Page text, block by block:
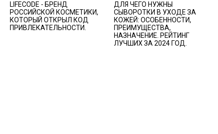
LIFECODE - БРЕНД
РОССИЙСКОЙ КОСМЕТИКИ,
КОТОРЫЙ ОТКРЫЛ КОД
ПРИВЛЕКАТЕЛЬНОСТИ.
ДЛЯ ЧЕГО НУЖНЫ
СЫВОРОТКИ В УХОДЕ ЗА
КОЖЕЙ: ОСОБЕННОСТИ,
ПРЕИМУЩЕСТВА,
НАЗНАЧЕНИЕ. РЕЙТИНГ
ЛУЧШИХ ЗА 2024 ГОД.